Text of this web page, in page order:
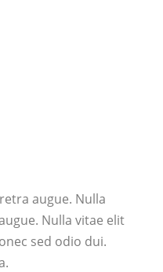
augue. Nulla
Nulla vitae elit
sed odio dui.